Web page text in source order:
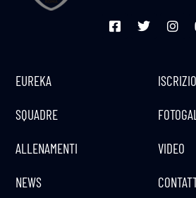
EUREKA
SQUADRE
ALLENAMENTI
NEWS
VIDEO